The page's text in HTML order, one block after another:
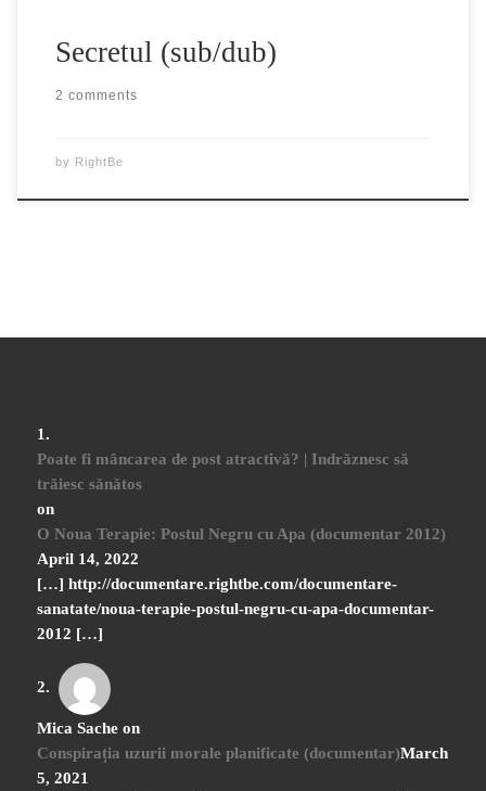
Secretul (sub/dub)
2 comments
by RightBe
Poate fi mâncarea de post atractivă? | Indrăznesc să
trăiesc sănătos
on
O Noua Terapie: Postul Negru cu Apa (documentar 2012)
April 14, 2022
[…] http://documentare.rightbe.com/documentare-
sanatate/noua-terapie-postul-negru-cu-apa-documentar-
2012 […]
Mica Sache on
Conspirația uzurii morale planificate (documentar)March
5, 2021